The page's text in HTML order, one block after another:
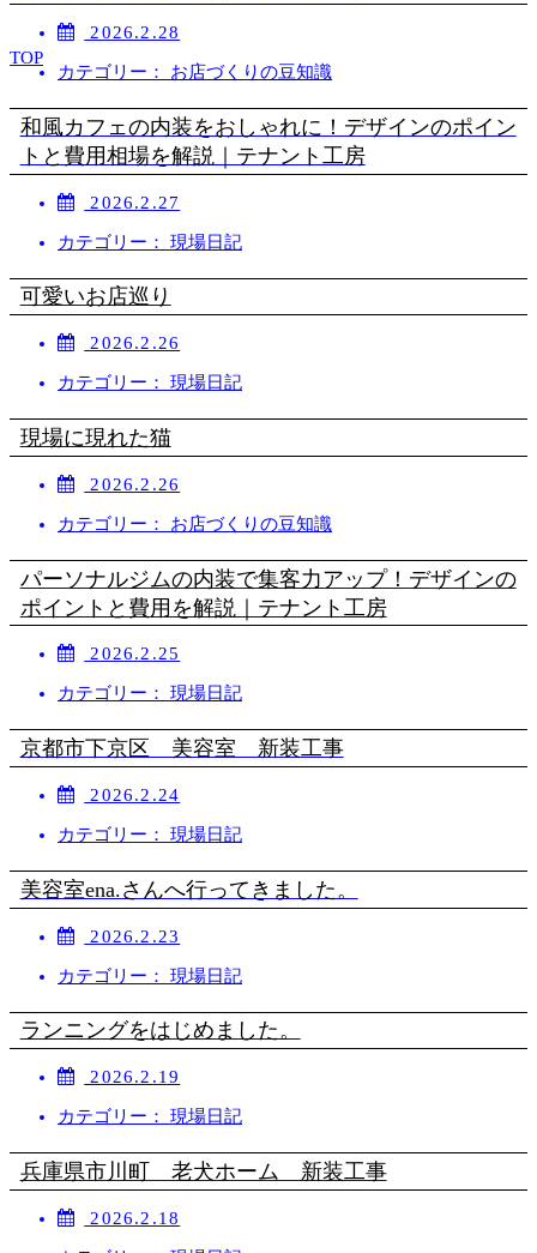
TOP
2026.2.28
カテゴリー： お店づくりの豆知識
和風カフェの内装をおしゃれに！デザインのポイン
トと費用相場を解説｜テナント工房
2026.2.27
カテゴリー： 現場日記
可愛いお店巡り
2026.2.26
カテゴリー： 現場日記
現場に現れた猫
2026.2.26
カテゴリー： お店づくりの豆知識
パーソナルジムの内装で集客力アップ！デザインの
ポイントと費用を解説｜テナント工房
2026.2.25
カテゴリー： 現場日記
京都市下京区 美容室 新装工事
2026.2.24
カテゴリー： 現場日記
美容室ena.さんへ行ってきました。
2026.2.23
カテゴリー： 現場日記
ランニングをはじめました。
2026.2.19
カテゴリー： 現場日記
兵庫県市川町 老犬ホーム 新装工事
2026.2.18